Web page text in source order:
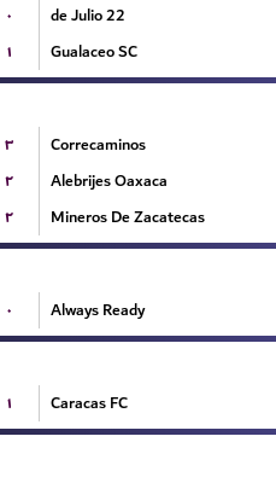
۰ 22 de Julio
۱ Gualaceo SC
۳ Correcaminos
۲ Alebrijes Oaxaca
۲ Mineros De Zacatecas
۰ Always Ready
۱ Caracas FC